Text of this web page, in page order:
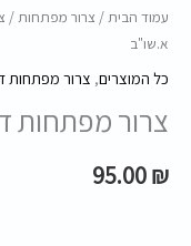
עמוד הבית/ צרור מפתחות/
א.שו"ב
כל המוצרים, צרור מפתחות
צרור מפתחות
95.00₪